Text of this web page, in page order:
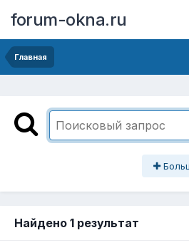
forum-okna.ru
Главная
Найдено 1 результат